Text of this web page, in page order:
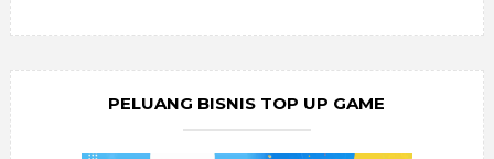
PELUANG BISNIS TOP UP GAME